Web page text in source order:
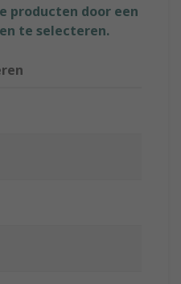
producten door een
te selecteren.